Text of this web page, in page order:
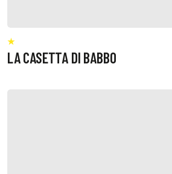
LA CASETTA DI BABBO